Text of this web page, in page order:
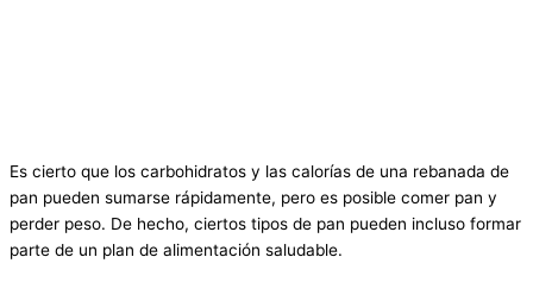
Es cierto que los carbohidratos y las calorías de una rebanada de
pan pueden sumarse rápidamente, pero es posible comer pan y
perder peso. De hecho, ciertos tipos de pan pueden incluso formar
parte de un plan de alimentación saludable.